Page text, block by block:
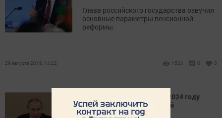
Глава российского государства озвучил
основные параметры пенсионной
реформы.
29 августа 2018, 14:22 1524 0 0
Средний размер пенсий к 2024 году
вырастет до 20 тыс. рублей